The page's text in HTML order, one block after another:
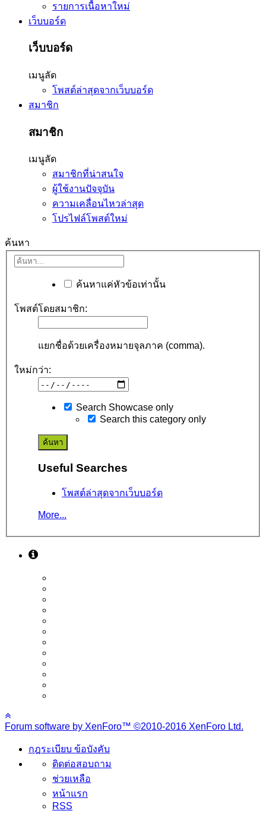
รายการเนื้อหาใหม่
เว็บบอร์ด
เว็บบอร์ด
เมนูลัด
โพสต์ล่าสุดจากเว็บบอร์ด
สมาชิก
สมาชิก
เมนูลัด
สมาชิกที่น่าสนใจ
ผู้ใช้งานปัจจุบัน
ความเคลื่อนไหวล่าสุด
โปรไฟล์โพสต์ใหม่
ค้นหา
ค้นหาแค่หัวข้อเท่านั้น
โพสต์โดยสมาชิก:
แยกชื่อด้วยเครื่องหมายจุลภาค (comma).
ใหม่กว่า:
Search Showcase only
Search this category only
Useful Searches
โพสต์ล่าสุดจากเว็บบอร์ด
More...
Forum software by XenForo™ ©2010-2016 XenForo Ltd.
กฎระเบียบ ข้อบังคับ
ติดต่อสอบถาม
ช่วยเหลือ
หน้าแรก
RSS